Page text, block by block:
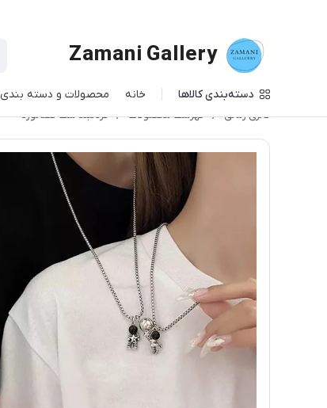
Zamani Gallery
دسته‌بندی کالاها خانه محصولات و دسته بندی
گالری زمانی / فهرست محصولات / گردنبند ست فضانورد